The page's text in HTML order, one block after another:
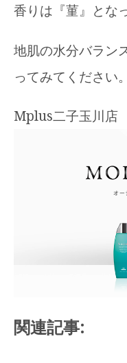
香りは『菫』とな
地肌の水分バラン
ってみてください。
Mplus二子玉川
関連記事: